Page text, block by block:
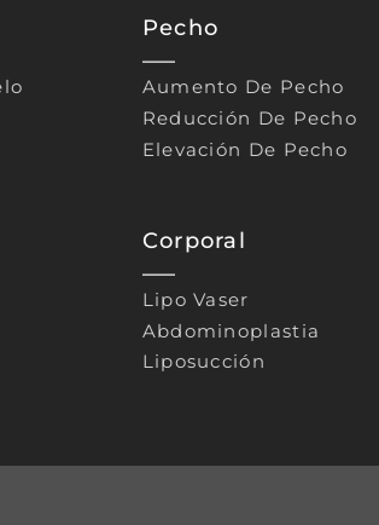
Pecho
Aumento De Pecho
Reducción De Pecho
Elevación De Pecho
Corporal
Lipo Vaser
Abdominoplastia
Liposucción